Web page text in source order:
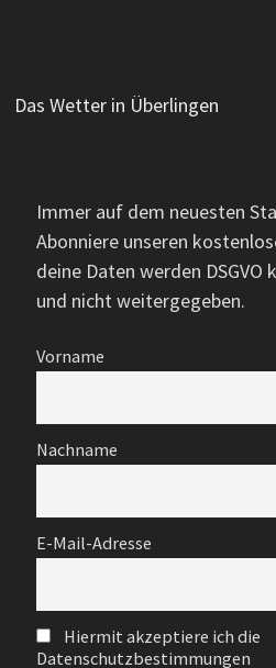
Das Wetter in Überlingen
Immer auf dem neuesten
Abonniere unseren
deine Daten werden
und nicht weitergegeben.
Vorname
Nachname
E-Mail-Adresse
Hiermit akzeptiere ich die
Datenschutzbestimmungen